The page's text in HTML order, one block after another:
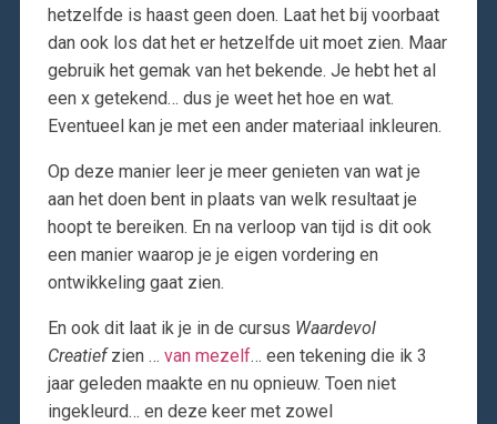
hetzelfde is haast geen doen. Laat het bij voorbaat
dan ook los dat het er hetzelfde uit moet zien. Maar
gebruik het gemak van het bekende. Je hebt het al
een x getekend… dus je weet het hoe en wat.
Eventueel kan je met een ander materiaal inkleuren.
Op deze manier leer je meer genieten van wat je
aan het doen bent in plaats van welk resultaat je
hoopt te bereiken. En na verloop van tijd is dit ook
een manier waarop je je eigen vordering en
ontwikkeling gaat zien.
En ook dit laat ik je in de cursus Waardevol
Creatiefzien … van mezelf… een tekening die ik 3
jaar geleden maakte en nu opnieuw. Toen niet
ingekleurd… en deze keer met zowel